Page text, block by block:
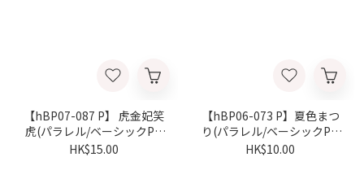
【hBP07-087 P】 虎金妃笑
虎(パラレル/ベーシックPR
パック vol.10)
HK$15.00
【hBP06-073 P】夏色まつ
り(パラレル/ベーシックPR
パック vol.10)
HK$10.00